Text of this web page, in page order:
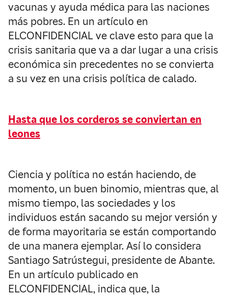
vacunas y ayuda médica para las naciones
más pobres. En un artículo en
ELCONFIDENCIAL ve clave esto para que la
crisis sanitaria que va a dar lugar a una crisis
económica sin precedentes no se convierta
a su vez en una crisis política de calado.
Hasta que los corderos se conviertan en
leones
Ciencia y política no están haciendo, de
momento, un buen binomio, mientras que, al
mismo tiempo, las sociedades y los
individuos están sacando su mejor versión y
de forma mayoritaria se están comportando
de una manera ejemplar. Así lo considera
Santiago Satrústegui, presidente de Abante.
En un artículo publicado en
ELCONFIDENCIAL, indica que, la